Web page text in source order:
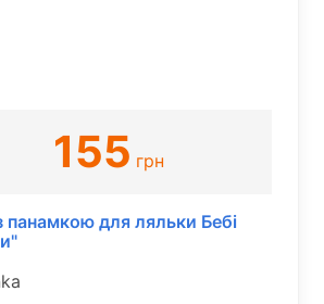
155 грн
панамкою для ляльки Бебі